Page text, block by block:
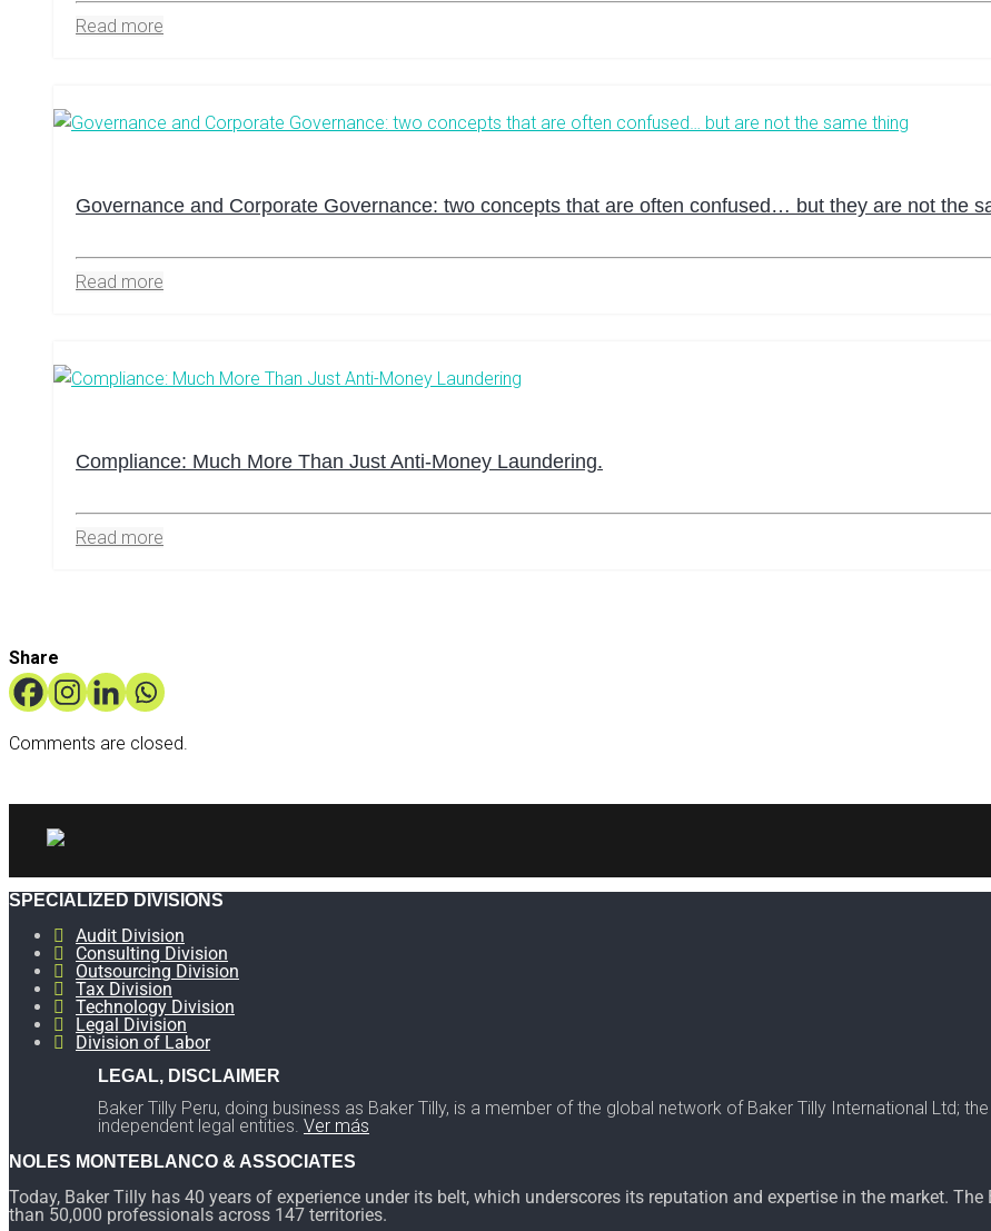
Read more
Governance and Corporate Governance: two concepts that are often confused… but they are not the
Read more
Compliance: Much More Than Just Anti-Money Laundering.
Read more
Share
Comments are closed.
SPECIALIZED DIVISIONS
Audit Division
Consulting Division
Outsourcing Division
Tax Division
Technology Division
Legal Division
Division of Labor
LEGAL, DISCLAIMER
Baker Tilly Peru, doing business as Baker Tilly, is a member of the global network of Baker Tilly International Ltd;
independent legal entities. Ver más
NOLES MONTEBLANCO & ASSOCIATES
Today, Baker Tilly has 40 years of experience under its belt, which underscores its reputation and expertise in the market.
than 50,000 professionals across 147 territories.